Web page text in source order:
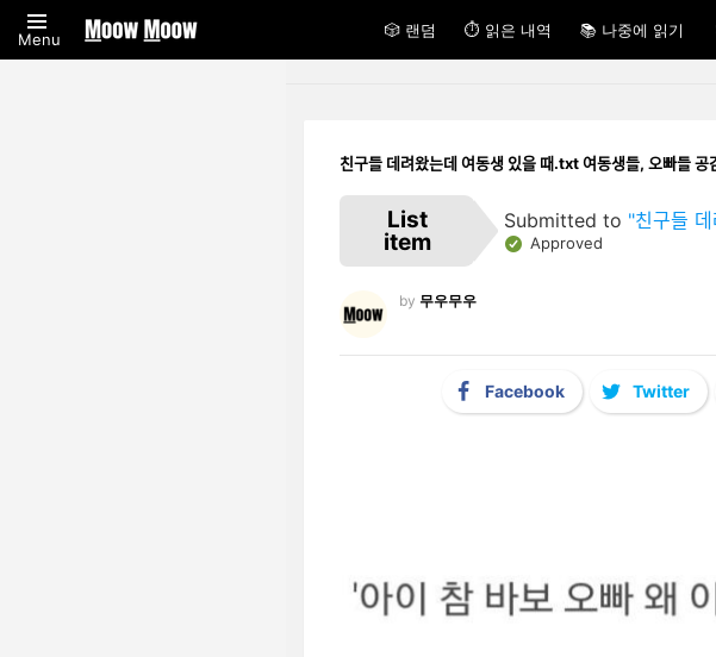
Menu 🎲 랜덤 ⏱ 읽은 내역 📚 나중에 읽기
친구들 데려왔는데 여동생 있을 때.txt 여동생들, 오빠들
List
item
Submitted to "친구들
Approved
by 무우무우
Facebook Twitter